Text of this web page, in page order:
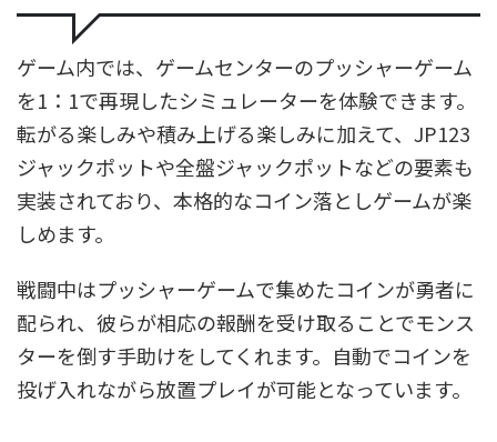
ゲーム内では、ゲームセンターのプッシャーゲーム
を1：1で再現したシミュレーターを体験できます。
転がる楽しみや積み上げる楽しみに加えて、JP123
ジャックポットや全盤ジャックポットなどの要素も
実装されており、本格的なコイン落としゲームが楽
しめます。
戦闘中はプッシャーゲームで集めたコインが勇者に
配られ、彼らが相応の報酬を受け取ることでモンス
ターを倒す手助けをしてくれます。自動でコインを
投げ入れながら放置プレイが可能となっています。